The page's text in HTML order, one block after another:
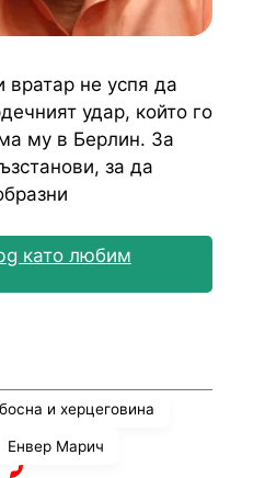
вратар не успя да
удар, който го
му в Берлин. За
за да
като любим
босна и херцеговина
Енвер Марич